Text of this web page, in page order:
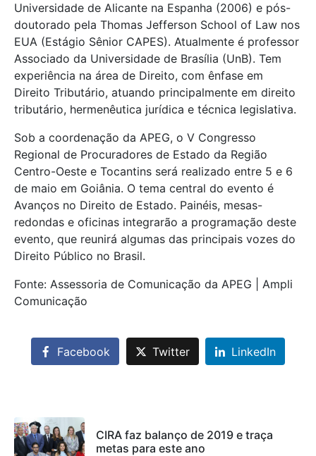
Universidade de Alicante na Espanha (2006) e pós-
doutorado pela Thomas Jefferson School of Law nos
EUA (Estágio Sênior CAPES). Atualmente é professor
Associado da Universidade de Brasília (UnB). Tem
experiência na área de Direito, com ênfase em
Direito Tributário, atuando principalmente em direito
tributário, hermenêutica jurídica e técnica legislativa.
Sob a coordenação da APEG, o V Congresso
Regional de Procuradores de Estado da Região
Centro-Oeste e Tocantins será realizado entre 5 e 6
de maio em Goiânia. O tema central do evento é
Avanços no Direito de Estado. Painéis, mesas-
redondas e oficinas integrarão a programação deste
evento, que reunirá algumas das principais vozes do
Direito Público no Brasil.
Fonte: Assessoria de Comunicação da APEG | Ampli
Comunicação
Facebook Twitter LinkedIn
CIRA faz balanço de 2019 e traça
metas para este ano